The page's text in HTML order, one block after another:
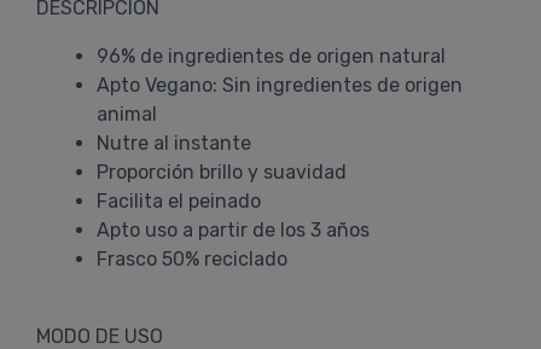
DESCRIPCIÓN
96% de ingredientes de origen natural
Apto Vegano: Sin ingredientes de origen
animal
Nutre al instante
Proporción brillo y suavidad
Facilita el peinado
Apto uso a partir de los 3 años
Frasco 50% reciclado
MODO DE USO